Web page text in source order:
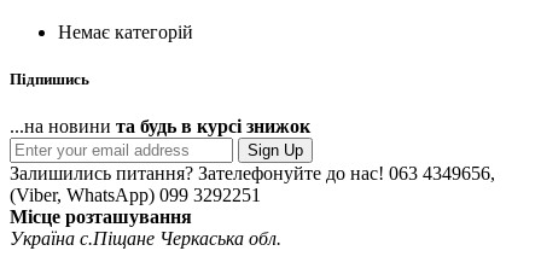
Немає категорій
Підпишись
...на новини та будь в курсі знижок
Sign Up
Залишились питання? Зателефонуйте до нас! 063 4349656,
(Viber, WhatsApp) 099 3292251
Місце розташування
Україна с.Піщане Черкаська обл.